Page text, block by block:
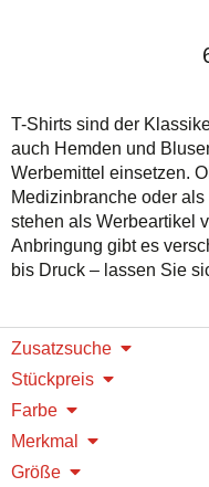
T-Shirts sind der
auch Hemden und
Werbemittel einsetzen.
Medizinbranche oder
stehen als Werbeartikel
Anbringung gibt es
bis Druck – lassen Sie
Zusatzsuche
Stückpreis
Farbe
Merkmal
Größe